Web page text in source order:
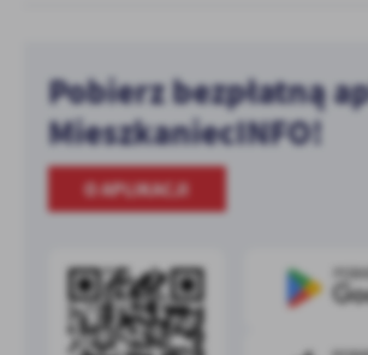
Pobierz bezpłatną
MieszkaniecINFO!
O APLIKACJI